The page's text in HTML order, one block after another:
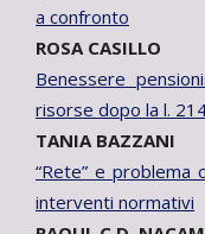
a confronto
ROSA CASILLO
Benessere
risorse dopo la l.
TANIA BAZZANI
“Rete” e problema
interventi normativi